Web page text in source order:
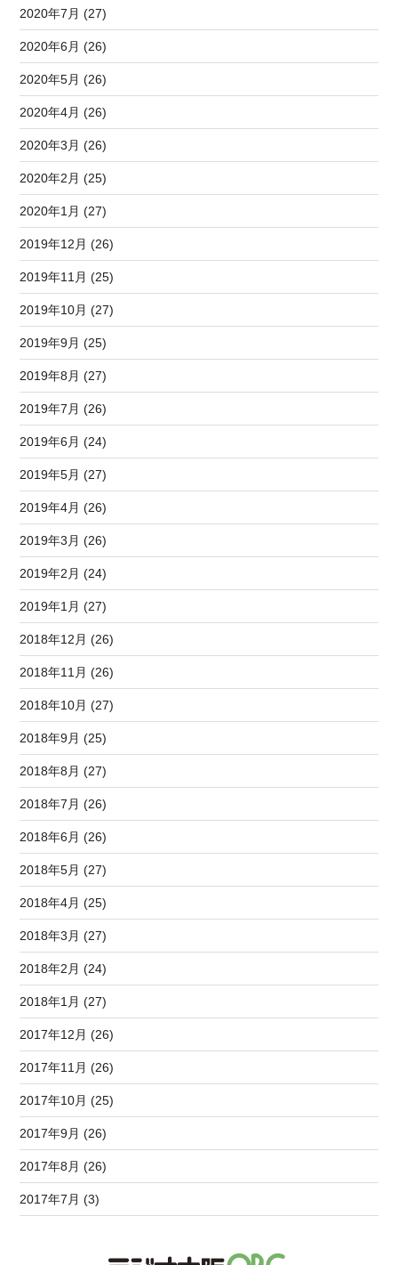
2020年7月 (27)
2020年6月 (26)
2020年5月 (26)
2020年4月 (26)
2020年3月 (26)
2020年2月 (25)
2020年1月 (27)
2019年12月 (26)
2019年11月 (25)
2019年10月 (27)
2019年9月 (25)
2019年8月 (27)
2019年7月 (26)
2019年6月 (24)
2019年5月 (27)
2019年4月 (26)
2019年3月 (26)
2019年2月 (24)
2019年1月 (27)
2018年12月 (26)
2018年11月 (26)
2018年10月 (27)
2018年9月 (25)
2018年8月 (27)
2018年7月 (26)
2018年6月 (26)
2018年5月 (27)
2018年4月 (25)
2018年3月 (27)
2018年2月 (24)
2018年1月 (27)
2017年12月 (26)
2017年11月 (26)
2017年10月 (25)
2017年9月 (26)
2017年8月 (26)
2017年7月 (3)